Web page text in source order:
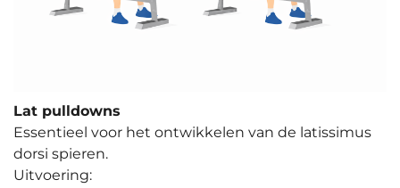
Lat pulldowns
Essentieel voor het ontwikkelen van de latissimus
dorsi spieren.
Uitvoering: